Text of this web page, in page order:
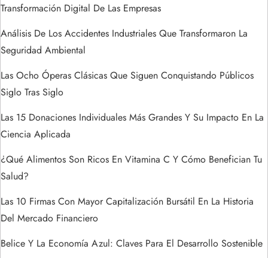
r
a
d
a
s
Transformación Digital De Las Empresas
Análisis De Los Accidentes Industriales Que Transformaron La
Seguridad Ambiental
Las Ocho Óperas Clásicas Que Siguen Conquistando Públicos
Siglo Tras Siglo
Las 15 Donaciones Individuales Más Grandes Y Su Impacto En La
Ciencia Aplicada
¿Qué Alimentos Son Ricos En Vitamina C Y Cómo Benefician Tu
Salud?
Las 10 Firmas Con Mayor Capitalización Bursátil En La Historia
Del Mercado Financiero
Belice Y La Economía Azul: Claves Para El Desarrollo Sostenible